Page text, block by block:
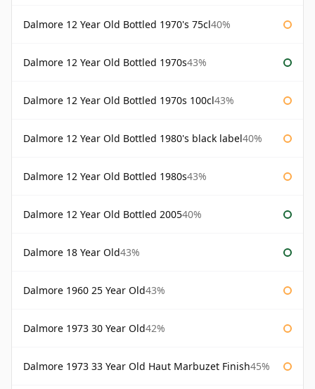
Dalmore 12 Year Old Bottled 1970's 75cl40%
Dalmore 12 Year Old Bottled 1970s43%
Dalmore 12 Year Old Bottled 1970s 100cl43%
Dalmore 12 Year Old Bottled 1980's black label40%
Dalmore 12 Year Old Bottled 1980s43%
Dalmore 12 Year Old Bottled 200540%
Dalmore 18 Year Old43%
Dalmore 1960 25 Year Old43%
Dalmore 1973 30 Year Old42%
Dalmore 1973 33 Year Old Haut Marbuzet Finish45%